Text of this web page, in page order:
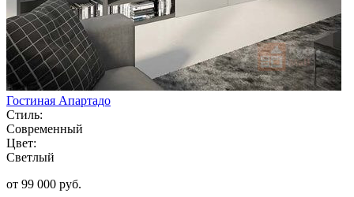
Гостиная Апартадо
Стиль:
Современный
Цвет:
Светлый
от 99 000 руб.